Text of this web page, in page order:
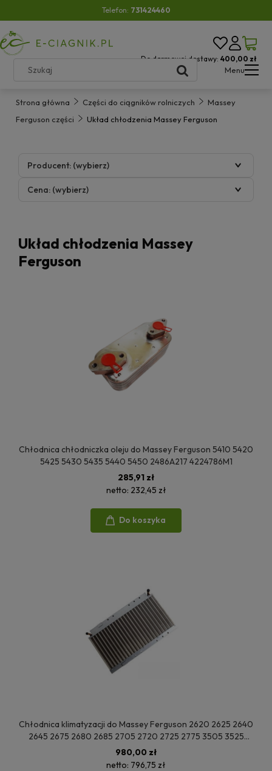
Telefon: 731424460
Do darmowej dostawy: 400,00 zł
Menu
Strona główna Części do ciągników rolniczych
Massey
Ferguson części
Układ chłodzenia Massey Ferguson
Producent: (wybierz)
Cena: (wybierz)
Układ chłodzenia Massey
Ferguson
Chłodnica chłodniczka oleju do Massey Ferguson 5410 5420
5425 5430 5435 5440 5450 2486A217 4224786M1
285,91 zł
netto: 232,45 zł
Do koszyka
Chłodnica klimatyzacji do Massey Ferguson 2620 2625 2640
2645 2675 2680 2685 2705 2720 2725 2775 3505 3525
3545 3610 3630 3650 3660 3670 3680 33800377M1
3040486M91
980,00 zł
netto: 796,75 zł